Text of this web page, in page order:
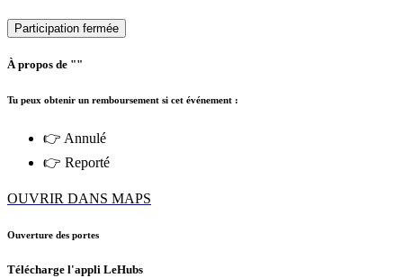
Participation fermée
À propos de ""
Tu peux obtenir un remboursement si cet événement :
👉 Annulé
👉 Reporté
OUVRIR DANS MAPS
Ouverture des portes
Télécharge l'appli LeHubs